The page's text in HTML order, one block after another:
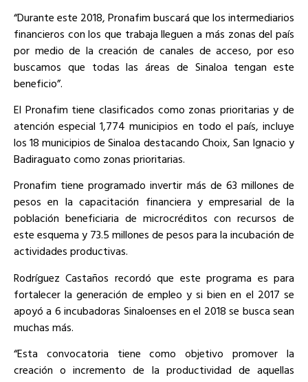
“Durante este 2018, Pronafim buscará que los intermediarios
financieros con los que trabaja lleguen a más zonas del país
por medio de la creación de canales de acceso, por eso
buscamos que todas las áreas de Sinaloa tengan este
beneficio”.
El Pronafim tiene clasificados como zonas prioritarias y de
atención especial 1,774 municipios en todo el país, incluye
los 18 municipios de Sinaloa destacando Choix, San Ignacio y
Badiraguato como zonas prioritarias.
Pronafim tiene programado invertir más de 63 millones de
pesos en la capacitación financiera y empresarial de la
población beneficiaria de microcréditos con recursos de
este esquema y 73.5 millones de pesos para la incubación de
actividades productivas.
Rodríguez Castaños recordó que este programa es para
fortalecer la generación de empleo y si bien en el 2017 se
apoyó a 6 incubadoras Sinaloenses en el 2018 se busca sean
muchas más.
“Esta convocatoria tiene como objetivo promover la
creación o incremento de la productividad de aquellas